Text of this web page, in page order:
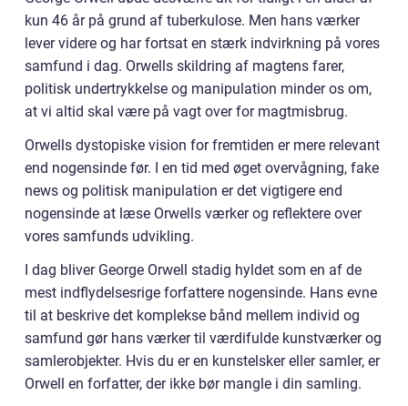
kun 46 år på grund af tuberkulose. Men hans værker
lever videre og har fortsat en stærk indvirkning på vores
samfund i dag. Orwells skildring af magtens farer,
politisk undertrykkelse og manipulation minder os om,
at vi altid skal være på vagt over for magtmisbrug.
Orwells dystopiske vision for fremtiden er mere relevant
end nogensinde før. I en tid med øget overvågning, fake
news og politisk manipulation er det vigtigere end
nogensinde at læse Orwells værker og reflektere over
vores samfunds udvikling.
I dag bliver George Orwell stadig hyldet som en af de
mest indflydelsesrige forfattere nogensinde. Hans evne
til at beskrive det komplekse bånd mellem individ og
samfund gør hans værker til værdifulde kunstværker og
samlerobjekter. Hvis du er en kunstelsker eller samler, er
Orwell en forfatter, der ikke bør mangle i din samling.